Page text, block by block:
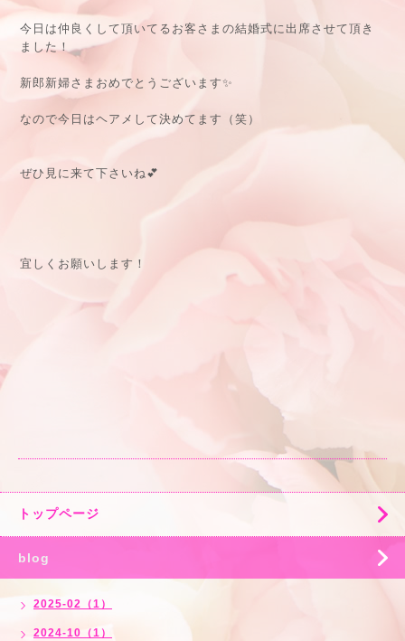
今日は仲良くして頂いてるお客さまの結婚式に出席させて頂き
ました！
新郎新婦さまおめでとうございます✨
なので今日はヘアメして決めてます（笑）
ぜひ見に来て下さいね💕
宜しくお願いします！
トップページ
blog
2025-02（1）
2024-10（1）